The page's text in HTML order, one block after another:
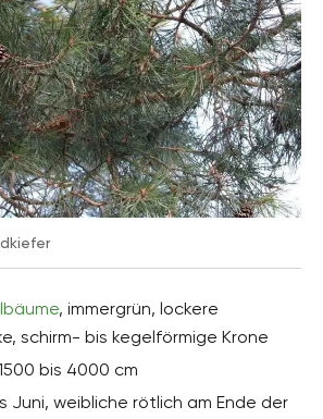
, immergrün, lockere
schirm- bis kegelförmige Krone
bis 4000 cm
Juni, weibliche rötlich am Ende der